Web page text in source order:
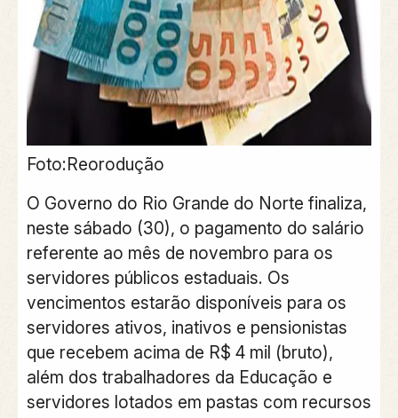
Foto:Reorodução
O Governo do Rio Grande do Norte finaliza,
neste sábado (30), o pagamento do salário
referente ao mês de novembro para os
servidores públicos estaduais. Os
vencimentos estarão disponíveis para os
servidores ativos, inativos e pensionistas
que recebem acima de R$ 4 mil (bruto),
além dos trabalhadores da Educação e
servidores lotados em pastas com recursos